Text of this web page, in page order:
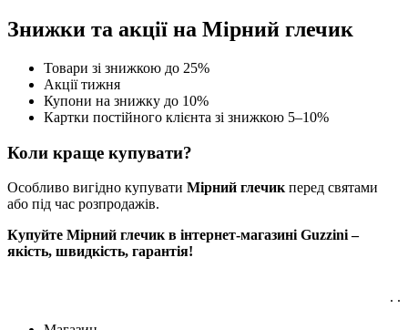
Знижки та акції на Мірний глечик
Товари зі знижкою до 25%
Акції тижня
Купони на знижку до 10%
Картки постійного клієнта зі знижкою 5–10%
Коли краще купувати?
Особливо вигідно купувати Мірний глечик перед святами
або під час розпродажів.
Купуйте Мірний глечик в інтернет-магазині Guzzini –
якість, швидкість, гарантія!
. .